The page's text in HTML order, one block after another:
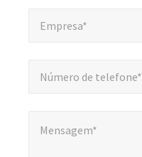
Empresa*
Número de telefone*
Mensagem*